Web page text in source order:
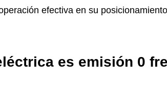
efectiva en su
es emisión 0